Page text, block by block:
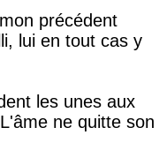
précédent
lui en tout cas y
les unes aux
ne quitte son